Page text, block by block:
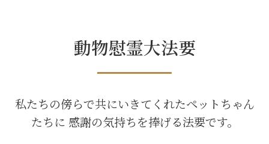
動物慰霊大法要
私たちの傍らで共にいきてくれたペットちゃん
たちに 感謝の気持ちを捧げる法要です。